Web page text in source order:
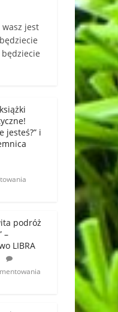
wasz jest
jesteś?” i
podróż
–
LIBRA